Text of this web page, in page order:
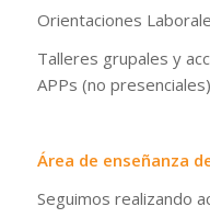
Orientaciones
Talleres grupales y
APPs (no
Área de enseñanza
Seguimos realizando